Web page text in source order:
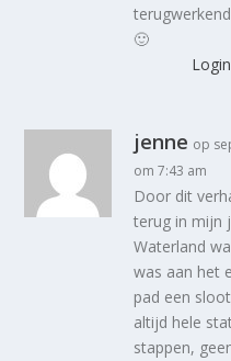
🙂
jenne op
om 7:43 am
Door dit
terug in mijn
Waterland
was aan het
pad een
altijd hele
stappen,